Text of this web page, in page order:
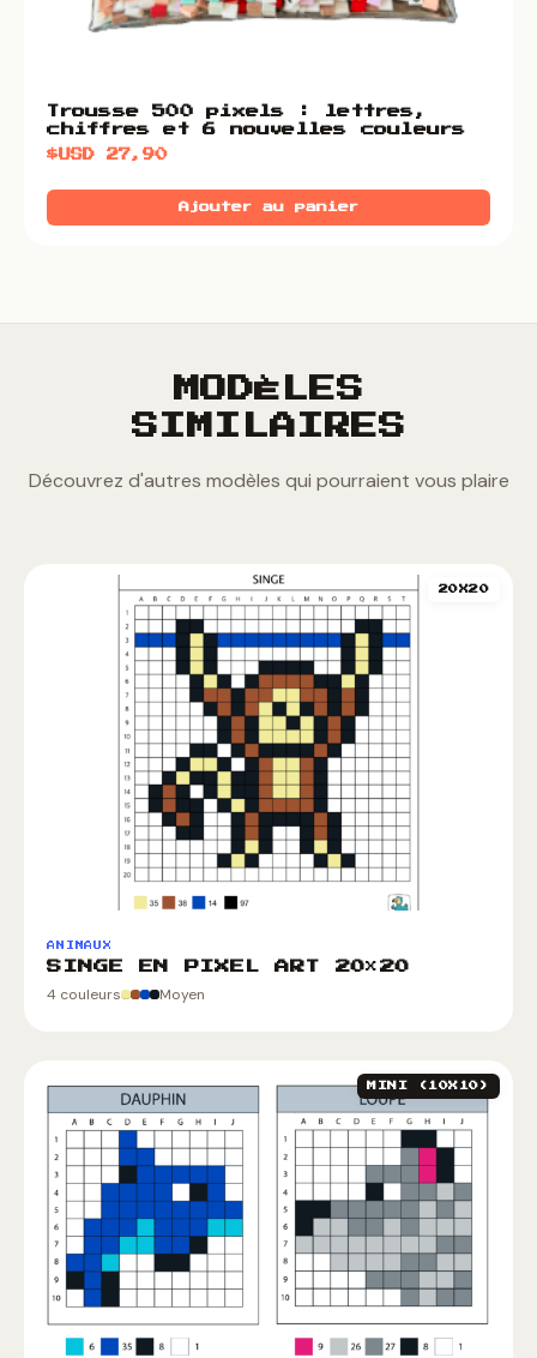
Trousse 500 pixels : lettres,
chiffres et 6 nouvelles couleurs
$USD27,90
Ajouter au panier
MODÈLES
SIMILAIRES
Découvrez d'autres modèles qui pourraient vous plaire
20X20
ANIMAUX
SINGE EN PIXEL ART 20×20
4 couleurs Moyen
MINI (10X10)